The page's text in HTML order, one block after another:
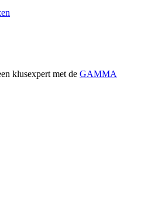
klusexpert met de GAMMA